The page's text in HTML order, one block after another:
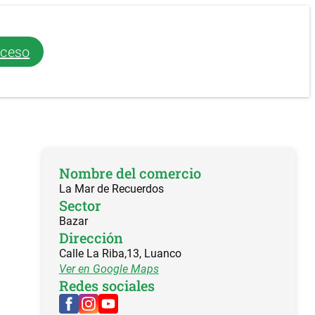
Nombre del comercio
La Mar de Recuerdos
Sector
Bazar
Dirección
Calle La Riba,13, Luanco
Ver en Google Maps
Redes sociales